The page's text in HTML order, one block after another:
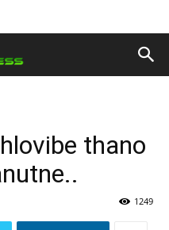
thano
1249